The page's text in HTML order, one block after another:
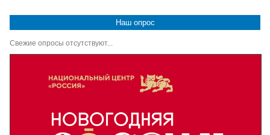
Наш опрос
Свежие опросы отсутствуют...